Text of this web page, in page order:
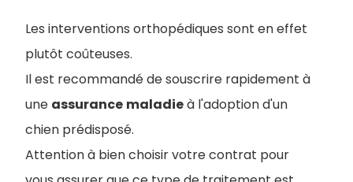
Les interventions orthopédiques sont en effet
plutôt coûteuses.
Il est recommandé de souscrire rapidement à
une assurance maladieà l'adoption d'un
chien prédisposé.
Attention à bien choisir votre contrat pour